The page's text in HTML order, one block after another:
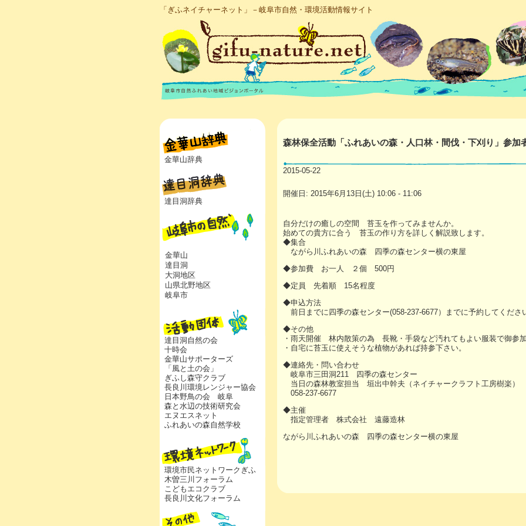
「ぎふネイチャーネット」－岐阜市自然・環境活動情報サイト
金華山辞典
達目洞辞典
金華山
達目洞
大洞地区
山県北野地区
岐阜市
達目洞自然の会
十時会
金華山サポーターズ
「風と土の会」
ぎふし森守クラブ
長良川環境レンジャー協会
日本野鳥の会 岐阜
森と水辺の技術研究会
エヌエスネット
ふれあいの森自然学校
環境市民ネットワークぎふ
木曽三川フォーラム
こどもエコクラブ
長良川文化フォーラム
森林保全活動「ふれあいの森・人口林・間伐・下刈り」参加
2015-05-22
開催日: 2015年6月13日(土) 10:06 - 11:06
自分だけの癒しの空間 苔玉を作ってみませんか。
始めての貴方に合う 苔玉の作り方を詳しく解説致します。
◆集合
ながら川ふれあいの森 四季の森センター横の東屋
◆参加費 お一人 ２個 500円
◆定員 先着順 15名程度
◆申込方法
前日までに四季の森センター(058-237-6677）までに予約してくださ
◆その他
・雨天開催 林内散策の為 長靴・手袋など汚れてもよい服装で御参
・自宅に苔玉に使えそうな植物があれば持参下さい。
◆連絡先・問い合わせ
岐阜市三田洞211 四季の森センター
当日の森林教室担当 垣出中幹夫（ネイチャークラフト工房樹楽
058-237-6677
◆主催
指定管理者 株式会社 遠藤造林
ながら川ふれあいの森 四季の森センター横の東屋